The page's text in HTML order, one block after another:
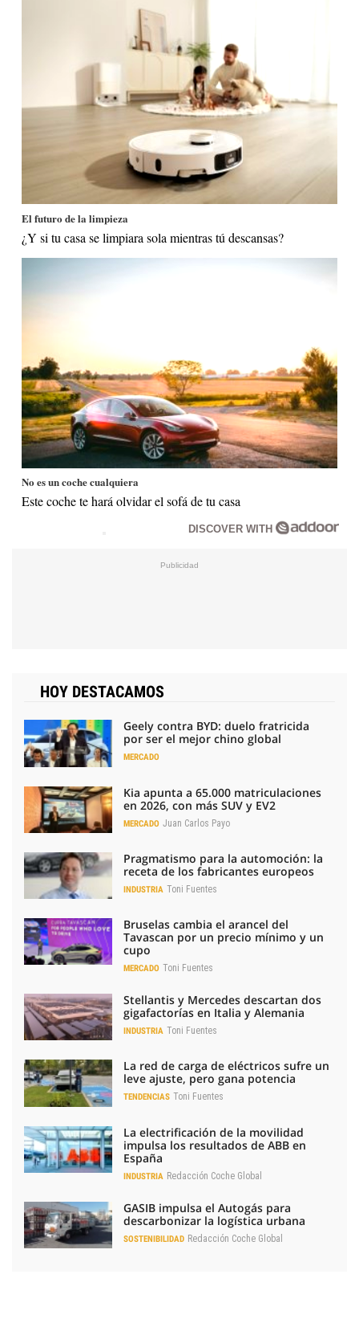
El futuro de la limpieza
¿Y si tu casa se limpiara sola mientras tú descansas?
No es un coche cualquiera
Este coche te hará olvidar el sofá de tu casa
DISCOVER WITH
HOY DESTACAMOS
Geely contra BYD: duelo fratricida
por ser el mejor chino global
MERCADO
Kia apunta a 65.000 matriculaciones
en 2026, con más SUV y EV2
MERCADO Juan Carlos Payo
Pragmatismo para la automoción: la
receta de los fabricantes europeos
INDUSTRIA Toni Fuentes
Bruselas cambia el arancel del
Tavascan por un precio mínimo y un
cupo
MERCADO Toni Fuentes
Stellantis y Mercedes descartan dos
gigafactorías en Italia y Alemania
INDUSTRIA Toni Fuentes
La red de carga de eléctricos sufre un
leve ajuste, pero gana potencia
TENDENCIAS Toni Fuentes
La electrificación de la movilidad
impulsa los resultados de ABB en
España
INDUSTRIA Redacción Coche Global
GASIB impulsa el Autogás para
descarbonizar la logística urbana
SOSTENIBILIDAD Redacción Coche Global